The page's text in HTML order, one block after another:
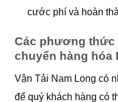
cước phí và hoàn
Các phương thức
chuyển hàng hóa
Vận Tải Nam Long có
để quý khách hàng có